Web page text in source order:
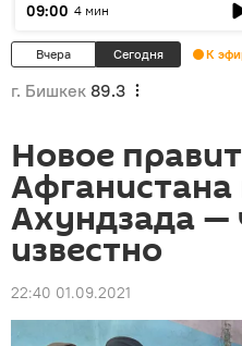
09:00 4 мин
Вчера Сегодня К
г. Бишкек 89.3
Новое
Афганистана
Ахундзада —
известно
22:40 01.09.2021